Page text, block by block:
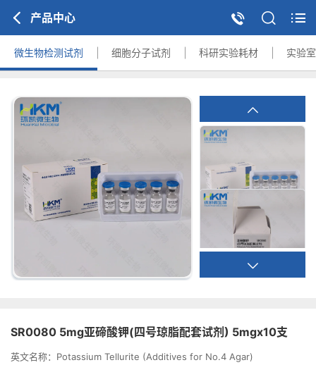
产品中心
微生物检测试剂 细胞分子试剂 科研实验耗材 实验
SR0080 5mg亚碲酸钾(四号琼脂配套试剂) 5mgx10支
英文名称：Potassium Tellurite (Additives for No.4 Agar)